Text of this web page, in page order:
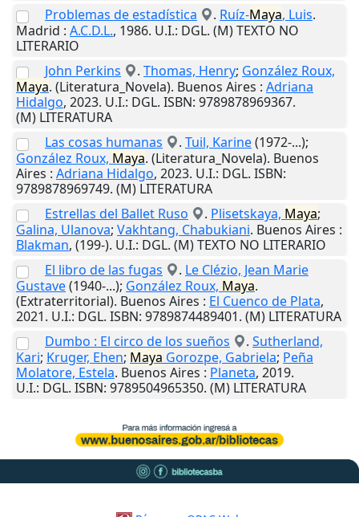
Problemas de estadística
. Ruíz-Maya, Luis.
Madrid : A.C.D.L., 1986. U.I.: DGL. (M) TEXTO NO
LITERARIO
John Perkins
. Thomas, Henry; González Roux,
Maya. (Literatura_Novela). Buenos Aires : Adriana
Hidalgo, 2023. U.I.: DGL. ISBN: 9789878969367.
(M) LITERATURA
Las cosas humanas
. Tuil, Karine(1972-...);
González Roux, Maya. (Literatura_Novela). Buenos
Aires : Adriana Hidalgo, 2023. U.I.: DGL. ISBN:
9789878969749. (M) LITERATURA
Estrellas del Ballet Ruso
. Plisetskaya, Maya;
Galina, Ulanova; Vakhtang, Chabukiani. Buenos Aires :
Blakman, (199-). U.I.: DGL. (M) TEXTO NO LITERARIO
El libro de las fugas
. Le Clézio, Jean Marie
Gustave(1940-...); González Roux, Maya.
(Extraterritorial). Buenos Aires : El Cuenco de Plata,
2021. U.I.: DGL. ISBN: 9789874489401. (M) LITERATURA
Dumbo : El circo de los sueños
. Sutherland,
Kari; Kruger, Ehen; Maya Gorozpe, Gabriela; Peña
Molatore, Estela. Buenos Aires : Planeta, 2019.
U.I.: DGL. ISBN: 9789504965350. (M) LITERATURA